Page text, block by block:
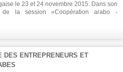
le 23 et 24 novembre 2015. Dans son
de la session «Coopération arabo -
–portugais», Itani s`est concentré sur le
Liban et les opportunités attrayantes
DES ENTREPRENEURS ET